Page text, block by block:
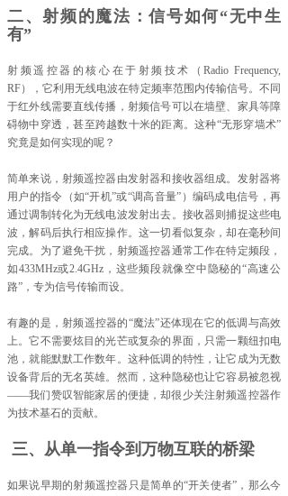
二、射频的魔法：信号如何“无中生
有”
射频遥控器的核心在于射频技术（Radio Frequency,
RF），它利用无线电波在特定频率范围内传输信号。不同
于红外线需要直线传播，射频信号可以在墙壁、家具等障
碍物中穿透，甚至跨越数十米的距离。这种“无形穿墙术”
究竟是如何实现的呢？
简单来说，射频遥控器由发射器和接收器组成。发射器将
用户的指令（如“开机”或“调高音量”）编码成电信号，再
通过调制转化为无线电波发射出去。接收器则捕捉这些电
波，解码后执行相应操作。这一切看似复杂，却在毫秒间
完成。为了避免干扰，射频遥控器通常工作在特定频段，
如433MHz或2.4GHz，这些频段就像空中隐秘的“高速公
路”，专为信号传输而设。
有趣的是，射频遥控器的“魔法”还体现在它的低调与高效
上。它不需要炫目的光芒或复杂的界面，只需一颗纽扣电
池，就能默默工作数年。这种低调的特性，让它成为无数
设备背后的无名英雄。然而，这种隐秘也让它容易被忽视
——我们赞叹智能家居的便捷，却很少关注射频遥控器作
为技术基石的贡献。
三、从单一指令到万物互联的桥梁
如果说早期的射频遥控器只是简单的“开关使者”，那么今